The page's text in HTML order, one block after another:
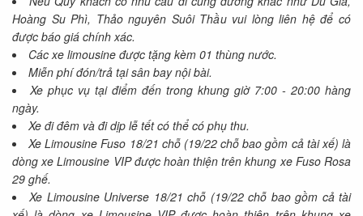
Hoàng Su Phì, Thảo nguyên Suôi Thầu vui lòng liên hệ để có
được báo giá chính xác.
Các xe limousine được tặng kèm 01 thùng nước.
Miễn phí đón/trả tại sân bay nội bài.
Xe phục vụ tại điểm đến trong khung giờ 7:00 - 20:00 hàng
ngày.
Xe đi đêm và đi dịp lễ tết có thể có phụ thu.
Xe Limousine Fuso 18/21 chỗ (19/22 chỗ bao gồm cả tài xế) là
dòng xe Limousine VIP được hoàn thiện trên khung xe Fuso Rosa
29 ghế.
Xe Limousine Universe 18/21 chỗ (19/22 chỗ bao gồm cả tài